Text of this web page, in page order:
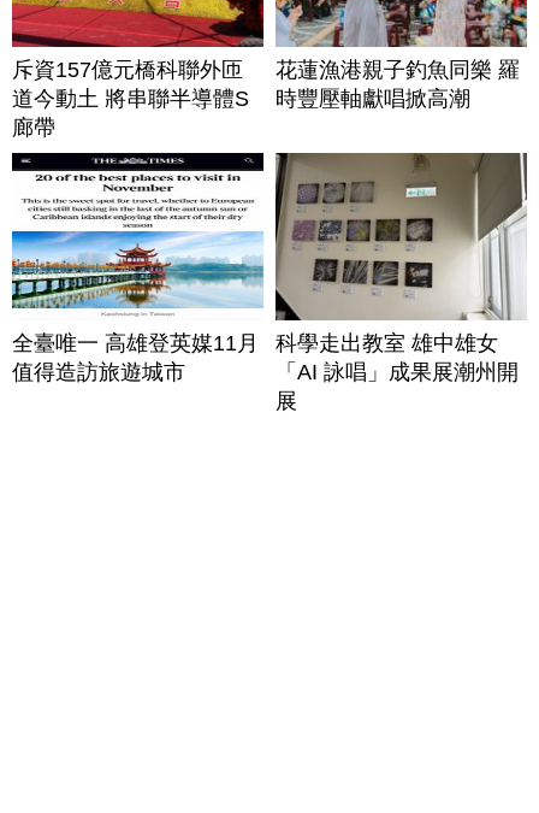
斥資157億元橋科聯外匝
道今動土 將串聯半導體S
廊帶
花蓮漁港親子釣魚同樂 羅
時豐壓軸獻唱掀高潮
全臺唯一 高雄登英媒11月
值得造訪旅遊城市
科學走出教室 雄中雄女
「AI 詠唱」成果展潮州開
展